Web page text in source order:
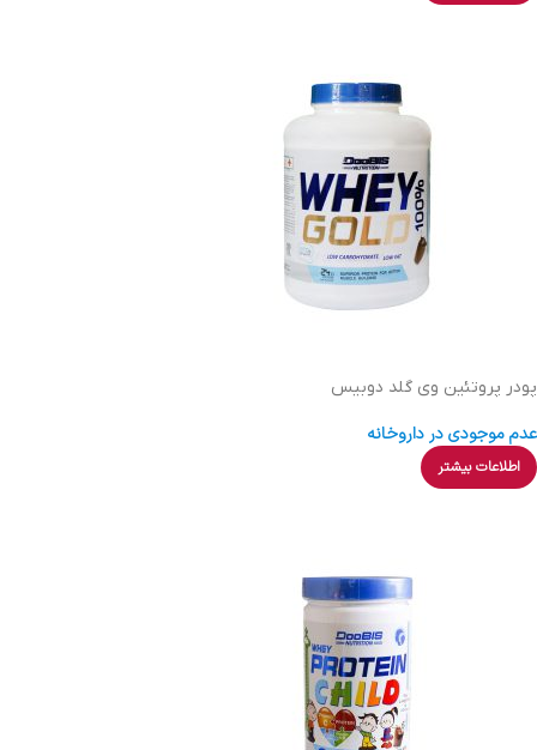
پودر پروتئین وی گلد دوبیس
عدم موجودی در داروخانه
اطلاعات بیشتر